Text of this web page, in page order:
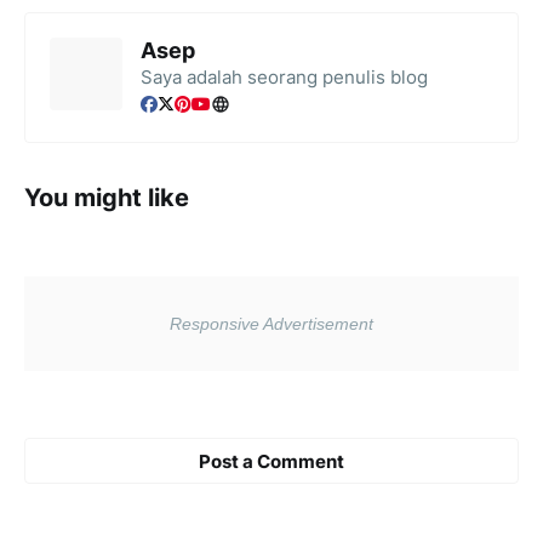
Asep
Saya adalah seorang penulis blog
You might like
Post a Comment